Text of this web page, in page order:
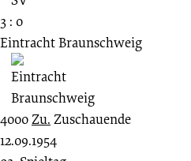
3 : 0
Eintracht Braunschweig
4000Zu. Zuschauende
12.09.1954